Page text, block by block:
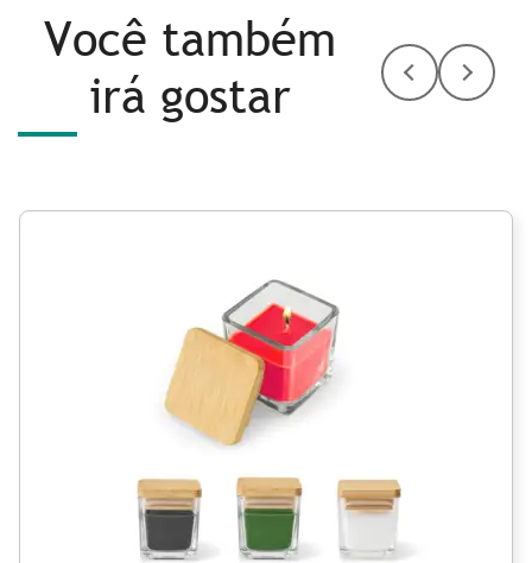
Você também
irá gostar